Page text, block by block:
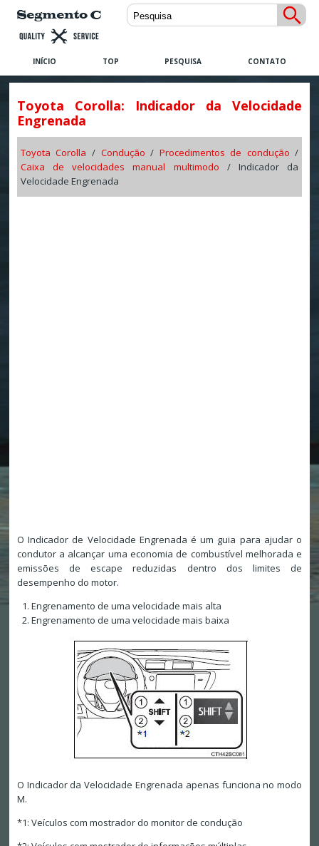
INÍCIO TOP PESQUISA CONTATO
Toyota Corolla: Indicador da Velocidade
Engrenada
Toyota Corolla / Condução / Procedimentos de condução /
Caixa de velocidades manual multimodo / Indicador da
Velocidade Engrenada
O Indicador de Velocidade Engrenada é um guia para ajudar o
condutor a alcançar uma economia de combustível melhorada e
emissões de escape reduzidas dentro dos limites de
desempenho do motor.
Engrenamento de uma velocidade mais alta
Engrenamento de uma velocidade mais baixa
O Indicador da Velocidade Engrenada apenas funciona no modo
M.
*1: Veículos com mostrador do monitor de condução